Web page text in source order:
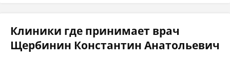
Клиники где принимает врач
Щербинин Константин Анатольевич